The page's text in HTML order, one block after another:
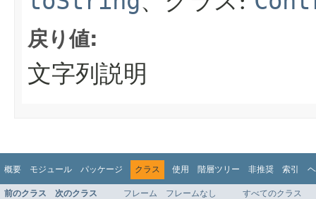
戻り値:
文字列説明
概要 モジュール パッケージ クラス 使用 階層ツリー 非推奨 索引
前のクラス 次のクラス フレーム フレームなし
すべてのクラス